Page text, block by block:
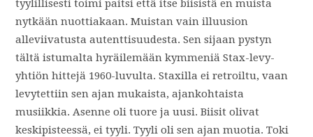
tyylillisesti toimi paitsi että itse biisistä en muista
nytkään nuottiakaan. Muistan vain illuusion
alleviivatusta autenttisuudesta. Sen sijaan pystyn
tältä istumalta hyräilemään kymmeniä Stax-levy-
yhtiön hittejä 1960-luvulta. Staxilla ei retroiltu, vaan
levytettiin sen ajan mukaista, ajankohtaista
musiikkia. Asenne oli tuore ja uusi. Biisit olivat
keskipisteessä, ei tyyli. Tyyli oli sen ajan muotia. Toki